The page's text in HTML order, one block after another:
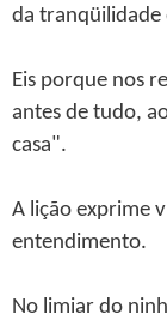
da tranqüilidade
Eis porque nos
antes de tudo,
casa".
A lição exprime
entendimento.
No limiar do